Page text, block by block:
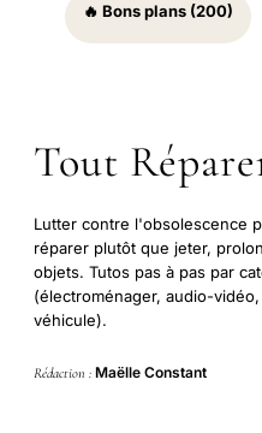
🔥 Bons plans (200)
Tout
Lutter contre l'obsolescence
réparer plutôt que jeter,
objets. Tutos pas à pas par
(électroménager, audio-
véhicule).
Rédaction : Maëlle Constant